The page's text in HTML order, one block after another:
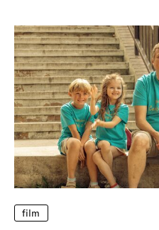
film